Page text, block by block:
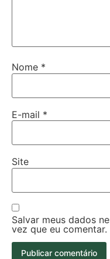
Nome *
E-mail *
Site
Salvar meus dados
vez que eu comentar.